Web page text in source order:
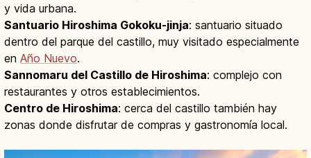
y vida urbana.
Santuario Hiroshima Gokoku-jinja: santuario situado
dentro del parque del castillo, muy visitado especialmente
en Año Nuevo.
Sannomaru del Castillo de Hiroshima: complejo con
restaurantes y otros establecimientos.
Centro de Hiroshima: cerca del castillo también hay
zonas donde disfrutar de compras y gastronomía local.